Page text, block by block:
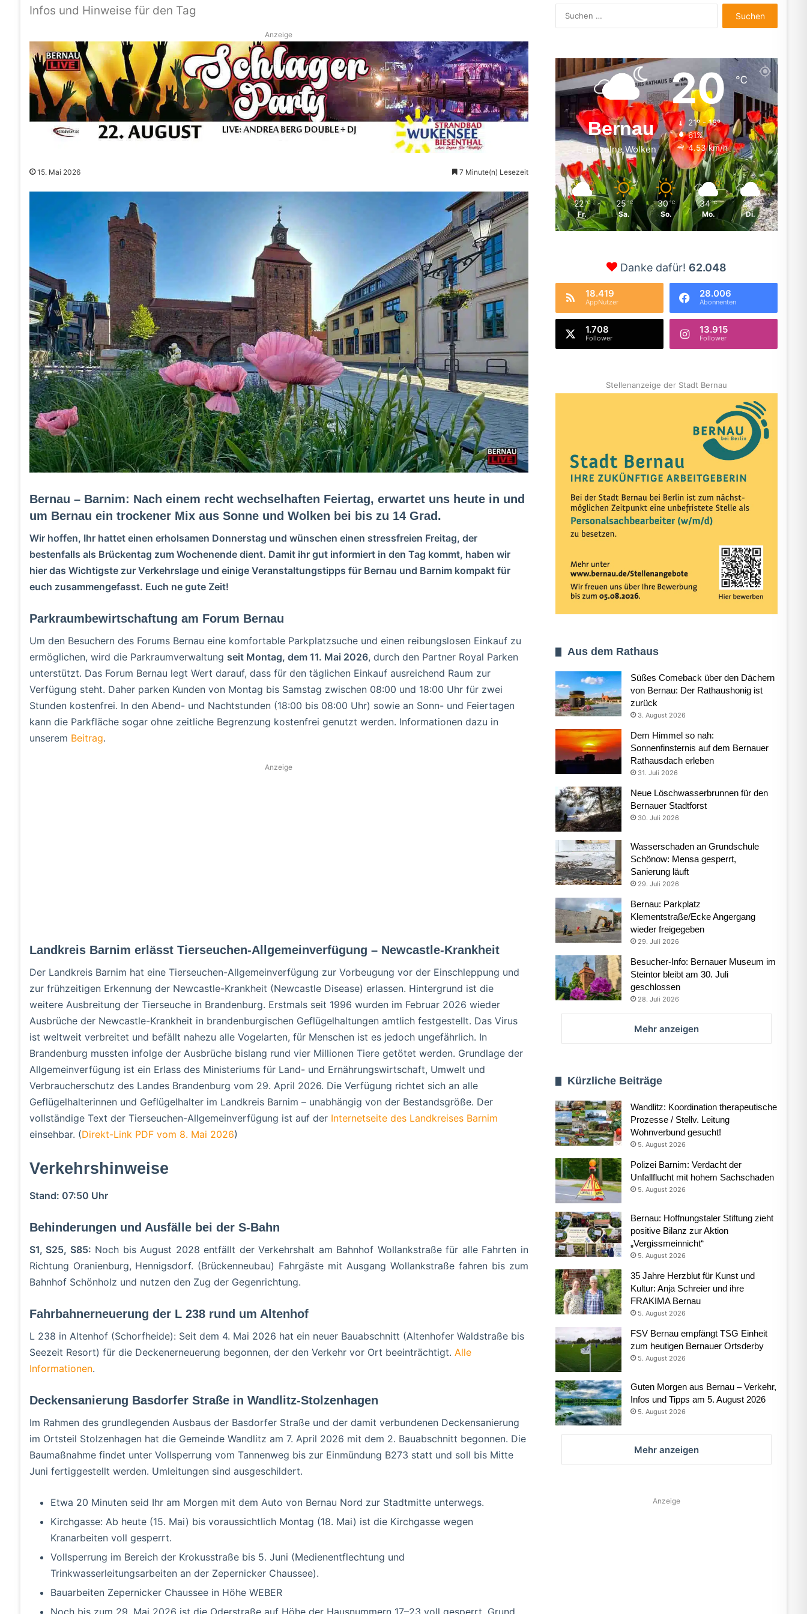
Infos und Hinweise für den Tag
Anzeige
15. Mai 2026 7 Minute(n) Lesezeit
Bernau – Barnim: Nach einem recht wechselhaften Feiertag, erwartet uns heute in und
um Bernau ein trockener Mix aus Sonne und Wolken bei bis zu 14 Grad.
Wir hoffen, Ihr hattet einen erholsamen Donnerstag und wünschen einen stressfreien Freitag, der
bestenfalls als Brückentag zum Wochenende dient. Damit ihr gut informiert in den Tag kommt, haben wir
hier das Wichtigste zur Verkehrslage und einige Veranstaltungstipps für Bernau und Barnim kompakt für
euch zusammengefasst. Euch ne gute Zeit!
Parkraumbewirtschaftung am Forum Bernau
Um den Besuchern des Forums Bernau eine komfortable Parkplatzsuche und einen reibungslosen Einkauf zu
ermöglichen, wird die Parkraumverwaltung seit Montag, dem 11. Mai 2026, durch den Partner Royal Parken
unterstützt. Das Forum Bernau legt Wert darauf, dass für den täglichen Einkauf ausreichend Raum zur
Verfügung steht. Daher parken Kunden von Montag bis Samstag zwischen 08:00 und 18:00 Uhr für zwei
Stunden kostenfrei. In den Abend- und Nachtstunden (18:00 bis 08:00 Uhr) sowie an Sonn- und Feiertagen
kann die Parkfläche sogar ohne zeitliche Begrenzung kostenfrei genutzt werden. Informationen dazu in
unserem Beitrag.
Anzeige
Landkreis Barnim erlässt Tierseuchen-Allgemeinverfügung – Newcastle-Krankheit
Der Landkreis Barnim hat eine Tierseuchen-Allgemeinverfügung zur Vorbeugung vor der Einschleppung und
zur frühzeitigen Erkennung der Newcastle-Krankheit (Newcastle Disease) erlassen. Hintergrund ist die
weitere Ausbreitung der Tierseuche in Brandenburg. Erstmals seit 1996 wurden im Februar 2026 wieder
Ausbrüche der Newcastle-Krankheit in brandenburgischen Geflügelhaltungen amtlich festgestellt. Das Virus
ist weltweit verbreitet und befällt nahezu alle Vogelarten, für Menschen ist es jedoch ungefährlich. In
Brandenburg mussten infolge der Ausbrüche bislang rund vier Millionen Tiere getötet werden. Grundlage der
Allgemeinverfügung ist ein Erlass des Ministeriums für Land- und Ernährungswirtschaft, Umwelt und
Verbraucherschutz des Landes Brandenburg vom 29. April 2026. Die Verfügung richtet sich an alle
Geflügelhalterinnen und Geflügelhalter im Landkreis Barnim – unabhängig von der Bestandsgröße. Der
vollständige Text der Tierseuchen-Allgemeinverfügung ist auf der Internetseite des Landkreises Barnim
einsehbar. (Direkt-Link PDF vom 8. Mai 2026)
Verkehrshinweise
Stand: 07:50 Uhr
Behinderungen und Ausfälle bei der S-Bahn
S1, S25, S85: Noch bis August 2028 entfällt der Verkehrshalt am Bahnhof Wollankstraße für alle Fahrten in
Richtung Oranienburg, Hennigsdorf. (Brückenneubau) Fahrgäste mit Ausgang Wollankstraße fahren bis zum
Bahnhof Schönholz und nutzen den Zug der Gegenrichtung.
Fahrbahnerneuerung der L 238 rund um Altenhof
L 238 in Altenhof (Schorfheide): Seit dem 4. Mai 2026 hat ein neuer Bauabschnitt (Altenhofer Waldstraße bis
Seezeit Resort) für die Deckenerneuerung begonnen, der den Verkehr vor Ort beeinträchtigt. Alle
Informationen.
Deckensanierung Basdorfer Straße in Wandlitz-Stolzenhagen
Im Rahmen des grundlegenden Ausbaus der Basdorfer Straße und der damit verbundenen Deckensanierung
im Ortsteil Stolzenhagen hat die Gemeinde Wandlitz am 7. April 2026 mit dem 2. Bauabschnitt begonnen. Die
Baumaßnahme findet unter Vollsperrung vom Tannenweg bis zur Einmündung B273 statt und soll bis Mitte
Juni fertiggestellt werden. Umleitungen sind ausgeschildert.
Etwa 20 Minuten seid Ihr am Morgen mit dem Auto von Bernau Nord zur Stadtmitte unterwegs.
Kirchgasse: Ab heute (15. Mai) bis voraussichtlich Montag (18. Mai) ist die Kirchgasse wegen
Kranarbeiten voll gesperrt.
Vollsperrung im Bereich der Krokusstraße bis 5. Juni (Medienentflechtung und
Trinkwasserleitungsarbeiten an der Zepernicker Chaussee).
Bauarbeiten Zepernicker Chaussee in Höhe WEBER
nach:
Bernau
Einzelne Wolken
20℃
21º - 18º
61%
4.53 km/h
22 ℃
Fr.
25 ℃
Sa.
30 ℃
So.
34 ℃
Mo.
25 ℃
Di.
Danke dafür! 62.048
18.419
AppNutzer
28.006
Abonnenten
1.708
Follower
13.915
Follower
Stellenanzeige der Stadt Bernau
Aus dem Rathaus
Süßes Comeback über den Dächern
von Bernau: Der Rathaushonig ist
zurück
3. August 2026
Dem Himmel so nah:
Sonnenfinsternis auf dem Bernauer
Rathausdach erleben
31. Juli 2026
Neue Löschwasserbrunnen für den
Bernauer Stadtforst
30. Juli 2026
Wasserschaden an Grundschule
Schönow: Mensa gesperrt,
Sanierung läuft
29. Juli 2026
Bernau: Parkplatz
Klementstraße/Ecke Angergang
wieder freigegeben
29. Juli 2026
Besucher-Info: Bernauer Museum im
Steintor bleibt am 30. Juli
geschlossen
28. Juli 2026
Mehr anzeigen
Kürzliche Beiträge
Wandlitz: Koordination therapeutische
Prozesse / Stellv. Leitung
Wohnverbund gesucht!
5. August 2026
Polizei Barnim: Verdacht der
Unfallflucht mit hohem Sachschaden
5. August 2026
Bernau: Hoffnungstaler Stiftung zieht
positive Bilanz zur Aktion
„Vergissmeinnicht“
5. August 2026
35 Jahre Herzblut für Kunst und
Kultur: Anja Schreier und ihre
FRAKIMA Bernau
5. August 2026
FSV Bernau empfängt TSG Einheit
zum heutigen Bernauer Ortsderby
5. August 2026
Guten Morgen aus Bernau – Verkehr,
Infos und Tipps am 5. August 2026
5. August 2026
Mehr anzeigen
Anzeige